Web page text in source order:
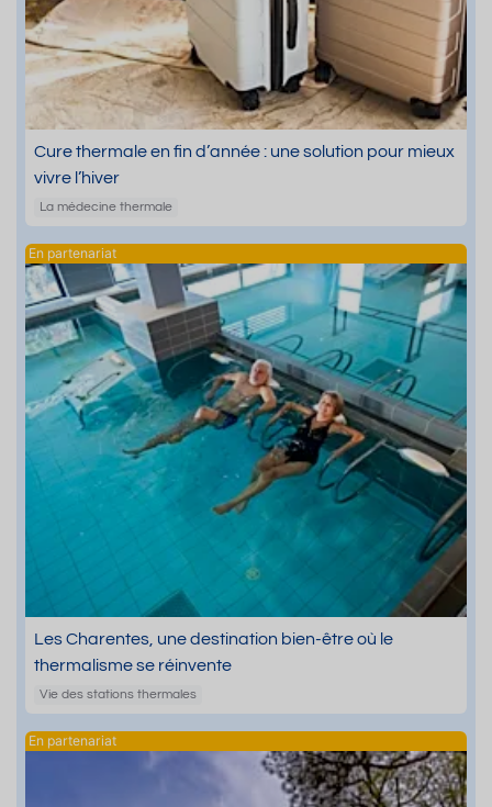
Cure thermale en fin d’année : une solution pour mieux
vivre l’hiver
La médecine thermale
Les Charentes, une destination bien-être où le
thermalisme se réinvente
Vie des stations thermales